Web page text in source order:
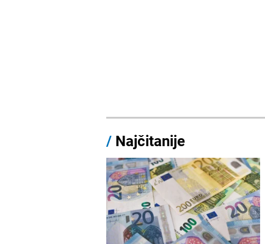
/ Najčitanije